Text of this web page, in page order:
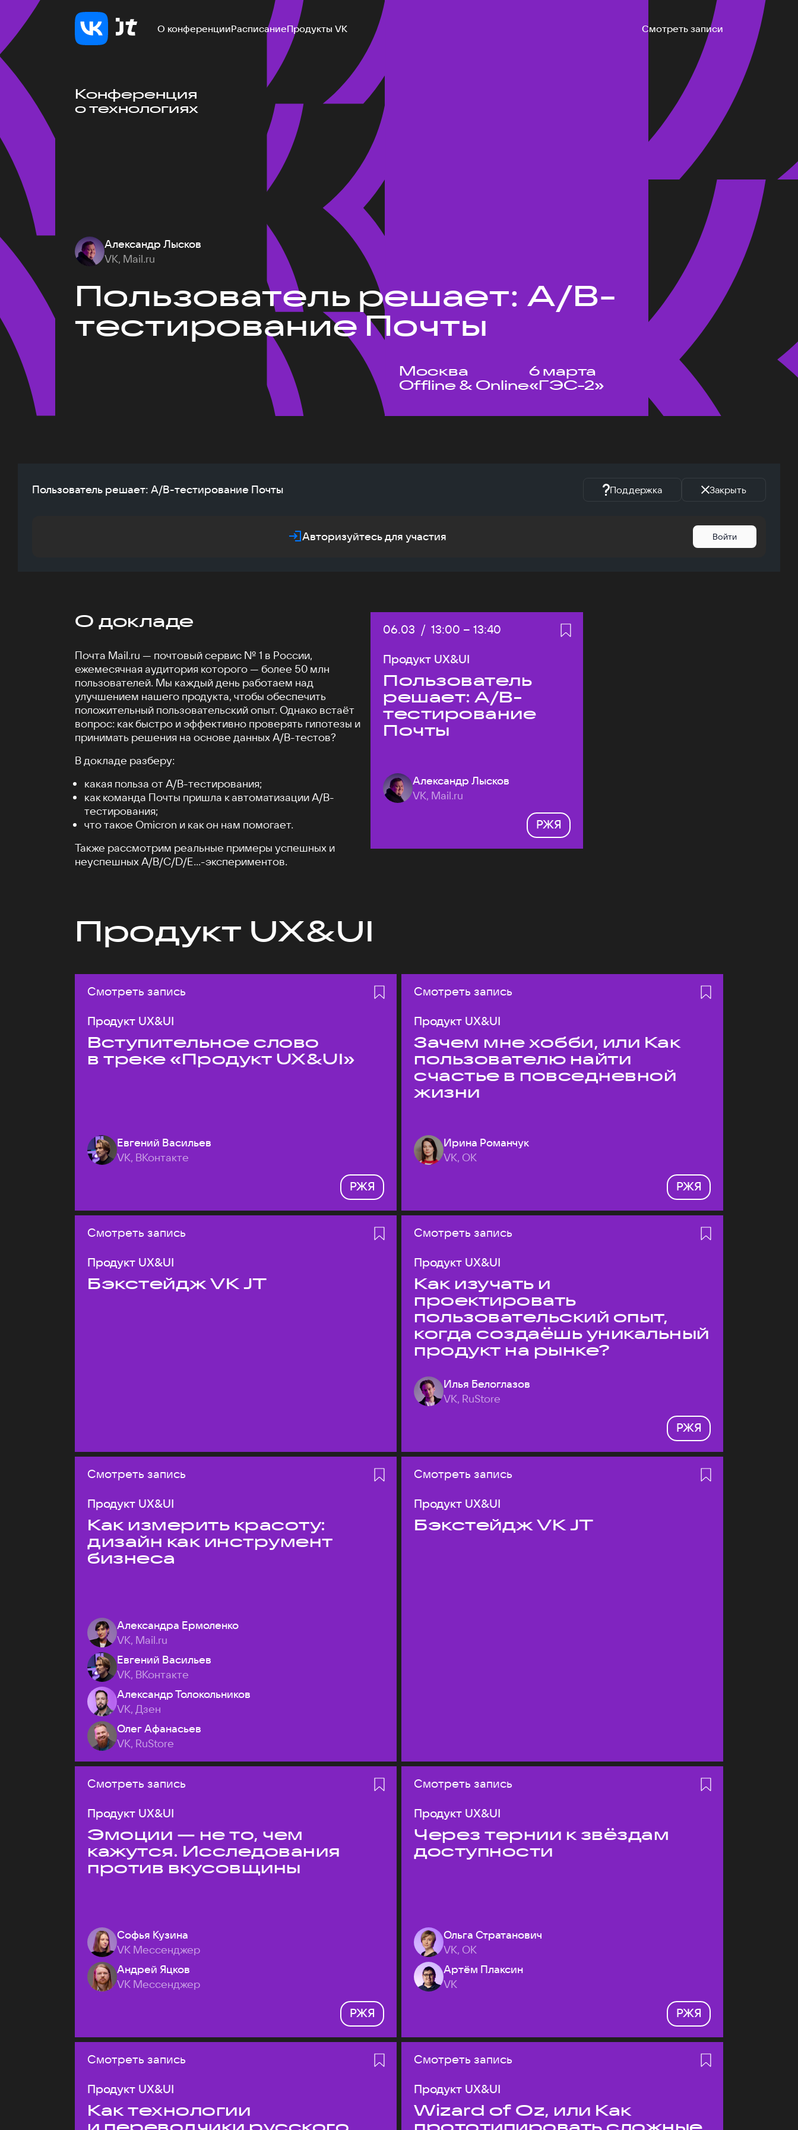
О конференцииРасписаниеПродукты VK Смотреть записи
Конференция
о технологиях
Александр Лысков
VK, Mail.ru
Пользователь решает: A/B-
тестирование Почты
Москва
Offline & Online
6 марта
«ГЭС-2»
Пользователь решает: A/B-тестирование Почты Поддержка Закрыть
Авторизуйтесь для участия Войти
О докладе
Почта Mail.ru — почтовый сервис № 1 в России,
ежемесячная аудитория которого — более 50 млн
пользователей. Мы каждый день работаем над
улучшением нашего продукта, чтобы обеспечить
положительный пользовательский опыт. Однако встаёт
вопрос: как быстро и эффективно проверять гипотезы и
принимать решения на основе данных A/B-тестов?
В докладе разберу:
какая польза от А/B-тестирования;
как команда Почты пришла к автоматизации A/B-
тестирования;
что такое Omicron и как он нам помогает.
Также рассмотрим реальные примеры успешных и
неуспешных A/B/C/D/E...-экспериментов.
Дата:
06.03 / Начало:
13:00 – Конец:
13:40
Продукт UX&UI
Пользователь
решает: A/B-
тестирование
Почты
Александр Лысков
VK, Mail.ru
РЖЯ
Продукт UX&UI
Смотреть запись
Продукт UX&UI
Вступительное слово
в треке «Продукт UX&UI»
Евгений Васильев
VK, ВКонтакте
РЖЯ
Смотреть запись
Продукт UX&UI
Зачем мне хобби, или Как
пользователю найти
счастье в повседневной
жизни
Ирина Романчук
VK, ОК
РЖЯ
Смотреть запись
Продукт UX&UI
Бэкстейдж VK JT
Смотреть запись
Продукт UX&UI
Как изучать и
проектировать
пользовательский опыт,
когда создаёшь уникальный
продукт на рынке?
Илья Белоглазов
VK, RuStore
РЖЯ
Смотреть запись
Продукт UX&UI
Как измерить красоту:
дизайн как инструмент
бизнеса
Александра Ермоленко
VK, Mail.ru
Евгений Васильев
VK, ВКонтакте
Александр Толокольников
VK, Дзен
Олег Афанасьев
VK, RuStore
Смотреть запись
Продукт UX&UI
Бэкстейдж VK JT
Смотреть запись
Продукт UX&UI
Эмоции — не то, чем
кажутся. Исследования
против вкусовщины
Софья Кузина
VK Мессенджер
Андрей Яцков
VK Мессенджер
РЖЯ
Смотреть запись
Продукт UX&UI
Через тернии к звёздам
доступности
Ольга Стратанович
VK, ОК
Артём Плаксин
VK
РЖЯ
Смотреть запись
Продукт UX&UI
Как технологии
Смотреть запись
Продукт UX&UI
Wizard of Oz, или Как